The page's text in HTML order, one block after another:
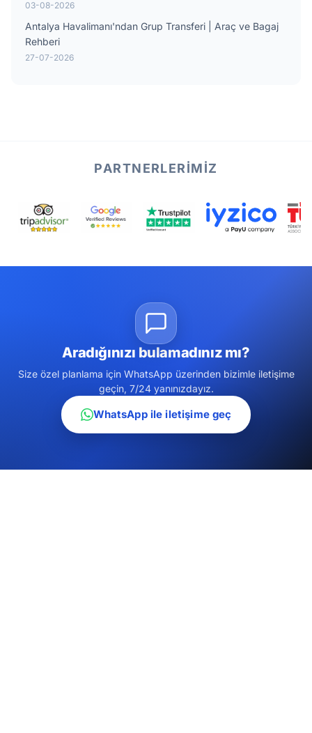
03-08-2026
Antalya Havalimanı'ndan Grup Transferi | Araç ve Bagaj
Rehberi
27-07-2026
PARTNERLERIMIZ
Aradığınızı bulamadınız mı?
Size özel planlama için WhatsApp üzerinden bizimle iletişime
geçin, 7/24 yanınızdayız.
WhatsApp ile iletişime geç